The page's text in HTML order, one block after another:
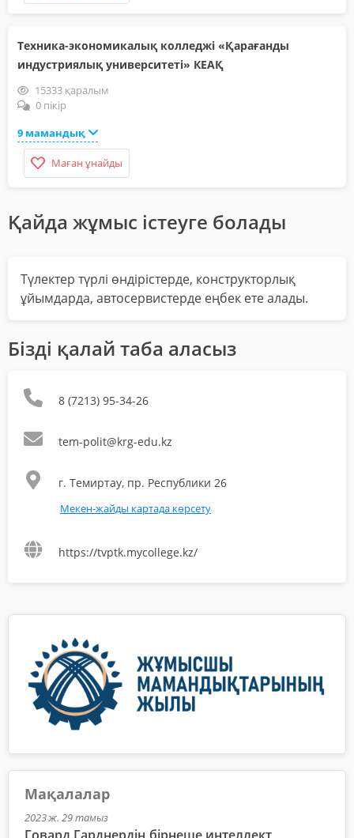
Техника-экономикалық колледжі «Қарағанды
индустриялық университеті» КЕАҚ
15333 қаралым
0 пікір
9 мамандық
Маған ұнайды
Қайда жұмыс істеуге болады
Түлектер түрлі өндірістерде, конструкторлық
ұйымдарда, автосервистерде еңбек ете алады.
Бізді қалай таба аласыз
8 (7213) 95-34-26
tem-polit@krg-edu.kz
г. Темиртау, пр. Республики 26
Мекен-жайды картада көрсету
https://tvptk.mycollege.kz/
Мақалалар
2023 ж. 29 тамыз